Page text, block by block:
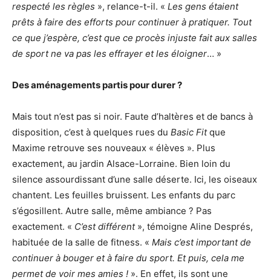
respecté les règles », relance-t-il. « Les gens étaient
prêts à faire des efforts pour continuer à pratiquer. Tout
ce que j’espère, c’est que ce procès injuste fait aux salles
de sport ne va pas les effrayer et les éloigner… »
Des aménagements partis pour durer ?
Mais tout n’est pas si noir. Faute d’haltères et de bancs à
disposition, c’est à quelques rues du Basic Fitque
Maxime retrouve ses nouveaux « élèves ». Plus
exactement, au jardin Alsace-Lorraine. Bien loin du
silence assourdissant d’une salle déserte. Ici, les oiseaux
chantent. Les feuilles bruissent. Les enfants du parc
s’égosillent. Autre salle, même ambiance ? Pas
exactement. « C’est différent», témoigne Aline Després,
habituée de la salle de fitness. « Mais c’est important de
continuer à bouger et à faire du sport. Et puis, cela me
permet de voir mes amies ! ». En effet, ils sont une